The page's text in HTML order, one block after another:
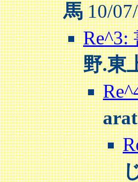
馬10/
野.東